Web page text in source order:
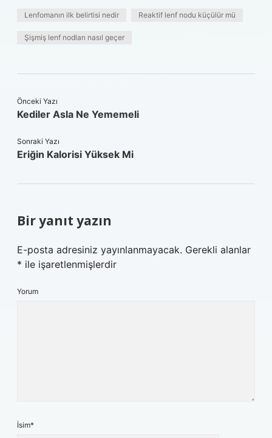
Lenfomanın ilk belirtisi nedir Reaktif lenf nodu küçülür mü
Şişmiş lenf nodları nasıl geçer
Önceki Yazı
Kediler Asla Ne Yememeli
Sonraki Yazı
Eriğin Kalorisi Yüksek Mi
Bir yanıt yazın
E-posta adresiniz yayınlanmayacak. Gerekli alanlar
* ile işaretlenmişlerdir
Yorum
İsim*